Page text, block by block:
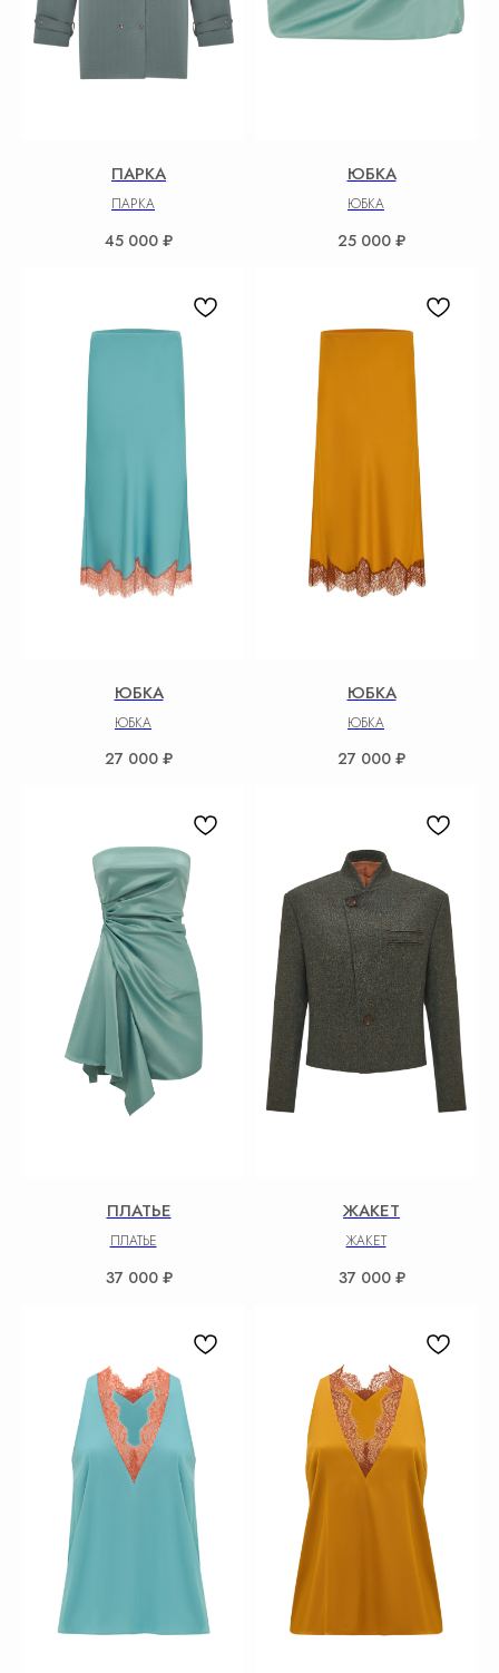
ПАРКА
ПАРКА
45 000 ₽
ЮБКА
ЮБКА
25 000 ₽
ЮБКА
ЮБКА
27 000 ₽
ЮБКА
ЮБКА
27 000 ₽
ПЛАТЬЕ
ПЛАТЬЕ
37 000 ₽
ЖАКЕТ
ЖАКЕТ
37 000 ₽